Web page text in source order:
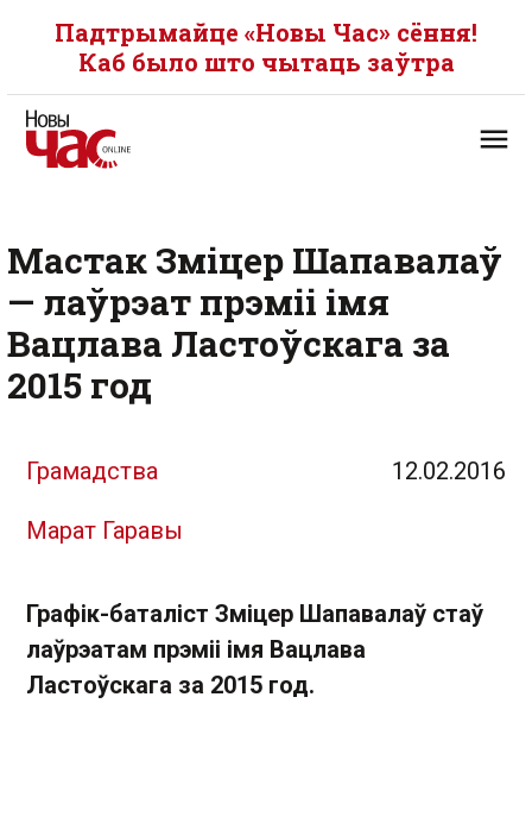
Падтрымайце «Новы Час» сёння!
Каб было што чытаць заўтра
Мастак Зміцер Шапавалаў
— лаўрэат прэміі імя
Вацлава Ластоўскага за
2015 год
Грамадства 12.02.2016
Марат Гаравы
Графік-баталіст Зміцер Шапавалаў стаў
лаўрэатам прэміі імя Вацлава
Ластоўскага за 2015 год.